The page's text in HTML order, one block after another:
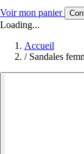
Voir mon panier
Loading...
Accueil
/ Sandales